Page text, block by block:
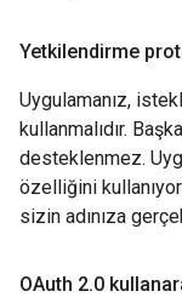
Yetkilendirme
Uygulamanız,
kullanmalıdır.
desteklenmez.
özelliğini
sizin adınıza
OAuth 2.0